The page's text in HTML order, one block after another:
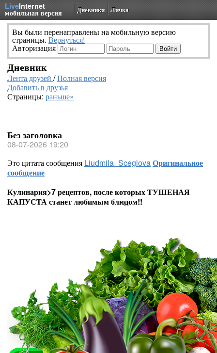
LiveInternet
мобильная версия Дневники Личка
Вы были перенаправлены на мобильную версию
страницы. Вернуться!
Авторизация
Дневник
Лента друзей /Полная версия
Добавить в друзья
Страницы: раньше»
Без заголовка
08-07-2026 19:20
Это цитата сообщения Liudmila_SceglovaОригинальное
сообщение
Кулинария>7 рецептов, после которых ТУШЕНАЯ
КАПУСТА станет любимым блюдом!!